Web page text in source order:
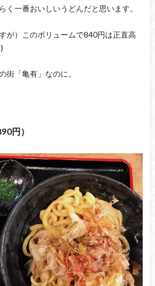
く一番おいしいうどんだと思います。
が）このボリュームで840円は正直高
街「亀有」なのに。
円）